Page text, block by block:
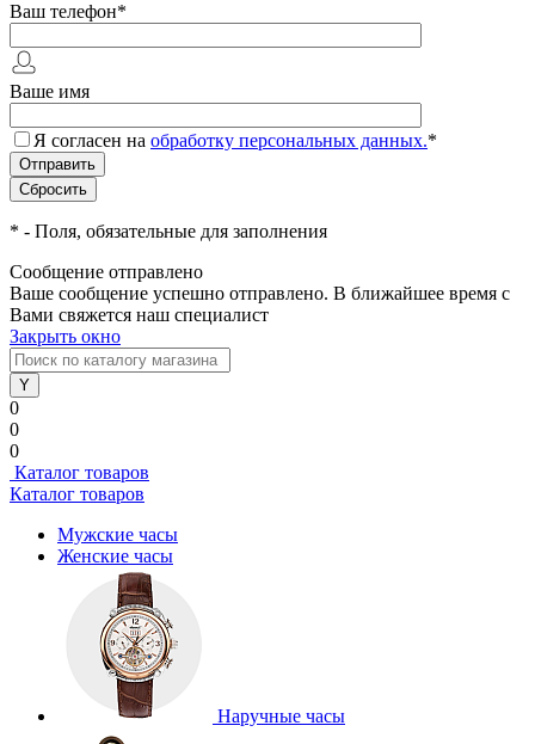
Ваш телефон*
Ваше имя
Я согласен на обработку персональных данных.*
* - Поля, обязательные для заполнения
Сообщение отправлено
Ваше сообщение успешно отправлено. В ближайшее время с
Вами свяжется наш специалист
Закрыть окно
0
0
0
Каталог товаров
Каталог товаров
Мужские часы
Женские часы
Наручные часы